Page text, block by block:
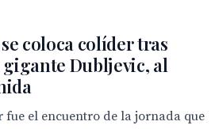
coloca colíder tras
Dubljevic, al
fue el encuentro de la jornada que